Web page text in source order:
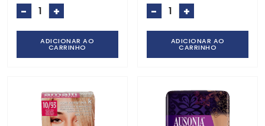
- +
ADICIONAR AO
CARRINHO
- +
ADICIONAR AO
CARRINHO